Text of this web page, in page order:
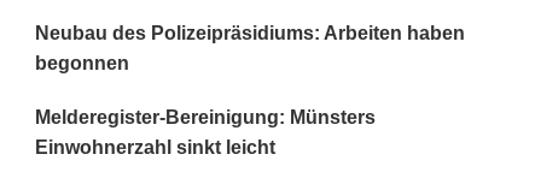
Neubau des Polizeipräsidiums: Arbeiten haben
begonnen
Melderegister-Bereinigung: Münsters
Einwohnerzahl sinkt leicht